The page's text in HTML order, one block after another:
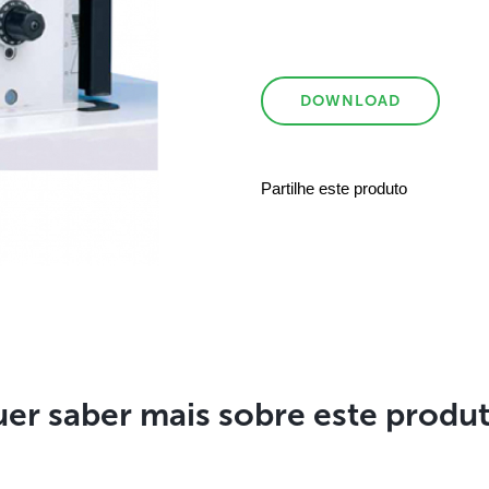
DOWNLOAD
Partilhe este produto
saber mais sobre este